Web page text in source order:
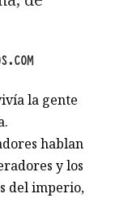
la gente
hablan
y los
del imperio,